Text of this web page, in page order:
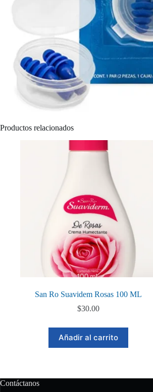
Productos relacionados
San Ro Suavidem Rosas 100 ML
$30.00
Añadir al carrito
Contáctanos